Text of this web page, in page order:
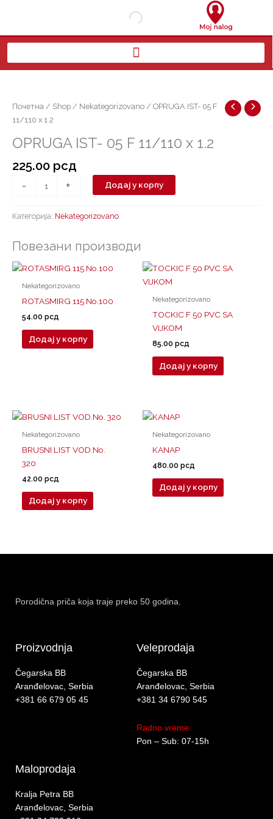
Почетна / Shop / Nekategorizovano / OPRUGA IST- 05 F
11/110 x 1.2
OPRUGA IST- 05 F 11/110 x 1.2
225.00 рсд
-
05
F
x
количина
+ Додај у корпу
Категорија: Nekategorizovano
Повезани производи
Nekategorizovano
ROTASMIRG 115 No.100
54.00рсд
Додај у корпу
Nekategorizovano
TOCKIC F 50 PVC SA
VIJKOM
85.00рсд
Додај у корпу
Nekategorizovano
BRUSNI LIST VOD.No.
320
42.00рсд
Додај у корпу
Nekategorizovano
KANAP
480.00рсд
Додај у корпу
Porodična priča koja traje preko 50 godina.
Proizvodnja
Čegarska BB
Aranđelovac, Serbia
+381 66 679 05 45
Veleprodaja
Čegarska BB
Aranđelovac, Serbia
+381 34 6790 545
Radno vreme:
Pon – Sub: 07-15h
Maloprodaja
Kralja Petra BB
Aranđelovac, Serbia